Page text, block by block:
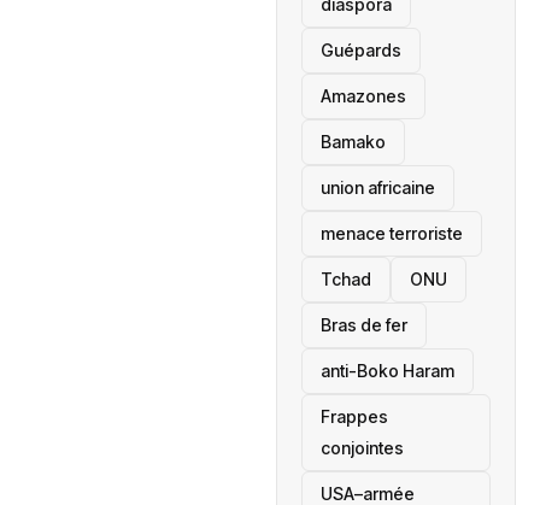
Guépards
Amazones
Bamako
union africaine
menace terroriste
‎Tchad ONU
Bras de fer
anti-Boko Haram
Frappes
conjointes
USA–armée